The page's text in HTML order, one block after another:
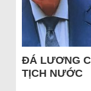
ĐÁ LƯƠNG
TỊCH NƯỚC